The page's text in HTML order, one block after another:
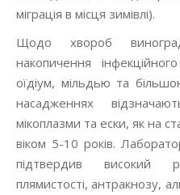
міграція в місця зимівлі).
Щодо хвороб
накопичення
оїдіум, мільдью та
насадженнях
мікоплазми та ески, як на
віком 5-10 років.
підтвердив високий
плямистості, антракнозу,